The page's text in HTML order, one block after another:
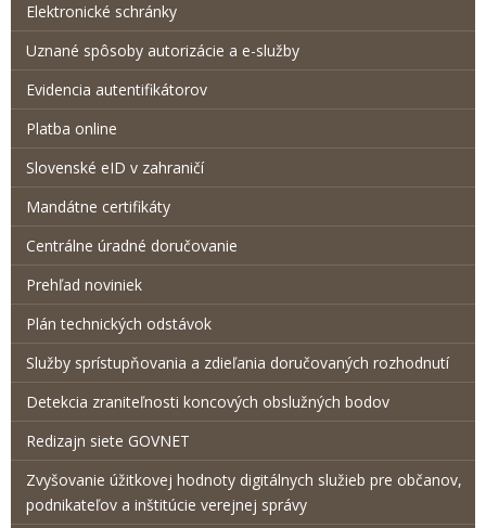
Elektronické schránky
Uznané spôsoby autorizácie a e-služby
Evidencia autentifikátorov
Platba online
Slovenské eID v zahraničí
Mandátne certifikáty
Centrálne úradné doručovanie
Prehľad noviniek
Plán technických odstávok
Služby sprístupňovania a zdieľania doručovaných rozhodnutí
Detekcia zraniteľnosti koncových obslužných bodov
Redizajn siete GOVNET
Zvyšovanie úžitkovej hodnoty digitálnych služieb pre občanov,
podnikateľov a inštitúcie verejnej správy